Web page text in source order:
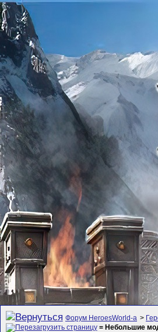
Форум HeroesWorld-а >
= Небольшие